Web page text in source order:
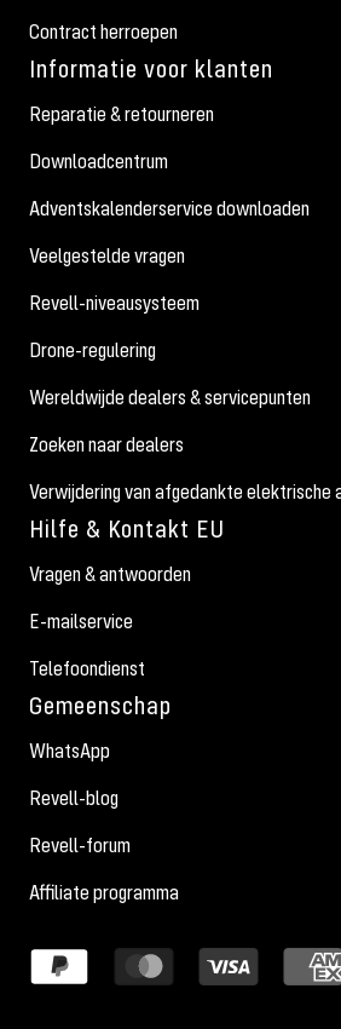
Contract herroepen
Informatie voor klanten
Reparatie & retourneren
Downloadcentrum
Adventskalenderservice downloaden
Veelgestelde vragen
Revell-niveausysteem
Drone-regulering
Wereldwijde dealers & servicepunten
Zoeken naar dealers
Verwijdering van afgedankte elektrische
Hilfe & Kontakt EU
Vragen & antwoorden
E-mailservice
Telefoondienst
Gemeenschap
WhatsApp
Revell-blog
Revell-forum
Affiliate programma